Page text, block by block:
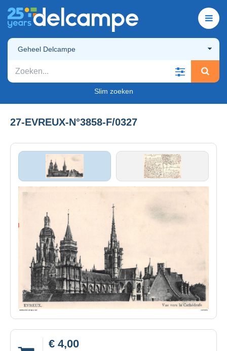
Geheel Delcampe
Slim zoeken
27-EVREUX-N°3858-F/0327
€ 4,00